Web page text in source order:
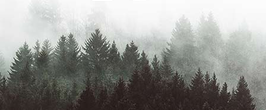
Z
á